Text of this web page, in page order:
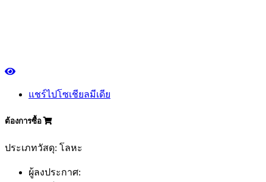
แชร์ไปโซเชียลมีเดีย
ต้องการซื้อ
ประเภทวัสดุ: โลหะ
ผู้ลงประกาศ: